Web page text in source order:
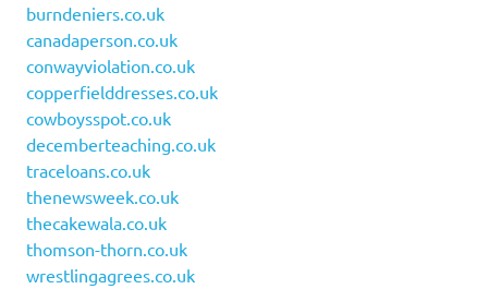
burndeniers.co.uk
canadaperson.co.uk
conwayviolation.co.uk
copperfielddresses.co.uk
cowboysspot.co.uk
decemberteaching.co.uk
traceloans.co.uk
thenewsweek.co.uk
thecakewala.co.uk
thomson-thorn.co.uk
wrestlingagrees.co.uk